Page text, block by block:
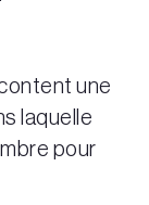
une
laquelle
pour